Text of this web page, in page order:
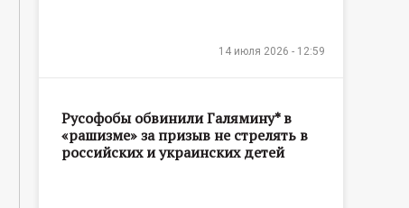
14 июля 2026 - 12:59
Русофобы обвинили Галямину* в
«рашизме» за призыв не стрелять в
российских и украинских детей